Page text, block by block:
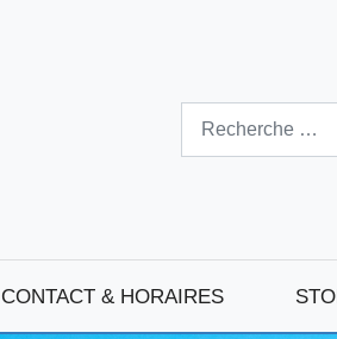
CONTACT & HORAIRES